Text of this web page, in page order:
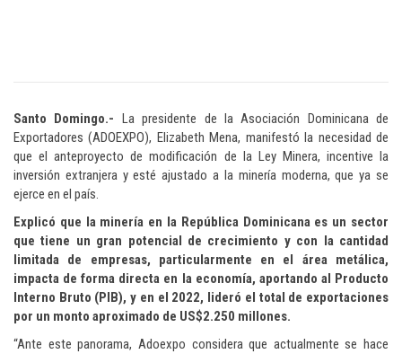
Santo Domingo.- La presidente de la Asociación Dominicana de
Exportadores (ADOEXPO), Elizabeth Mena, manifestó la necesidad de
que el anteproyecto de modificación de la Ley Minera, incentive la
inversión extranjera y esté ajustado a la minería moderna, que ya se
ejerce en el país.
Explicó que la minería en la República Dominicana es un sector
que tiene un gran potencial de crecimiento y con la cantidad
limitada de empresas, particularmente en el área metálica,
impacta de forma directa en la economía, aportando al Producto
Interno Bruto (PIB), y en el 2022, lideró el total de exportaciones
por un monto aproximado de US$2.250 millones.
“Ante este panorama, Adoexpo considera que actualmente se hace